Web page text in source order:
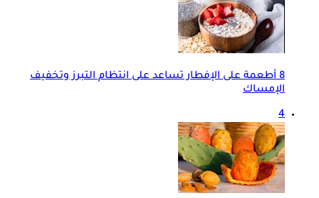
8 أطعمة على الإفطار تساعد على انتظام التبرز وتخفيف
الإمساك
4